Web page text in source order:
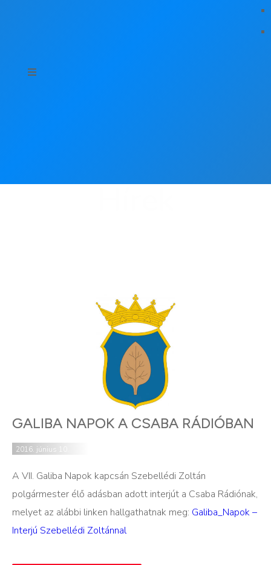
GALIBA NAPOK A CSABA RÁDIÓBAN
2016. június 10.
A VII. Galiba Napok kapcsán Szebellédi Zoltán
polgármester élő adásban adott interjút a Csaba Rádiónak,
melyet az alábbi linken hallgathatnak meg: Galiba_Napok –
Interjú Szebellédi Zoltánnal